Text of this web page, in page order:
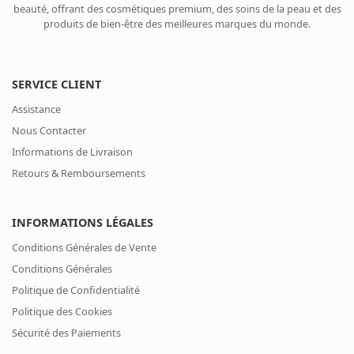
beauté, offrant des cosmétiques premium, des soins de la peau et des
produits de bien-être des meilleures marques du monde.
SERVICE CLIENT
Assistance
Nous Contacter
Informations de Livraison
Retours & Remboursements
INFORMATIONS LÉGALES
Conditions Générales de Vente
Conditions Générales
Politique de Confidentialité
Politique des Cookies
Sécurité des Paiements